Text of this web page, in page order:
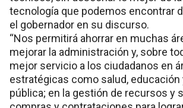
tecnología que podemos encontrar
el gobernador en su discurso.
“Nos permitirá ahorrar en muchas
mejorar la administración y, sobre
mejor servicio a los ciudadanos en
estratégicas como salud, educación
pública; en la gestión de recursos y